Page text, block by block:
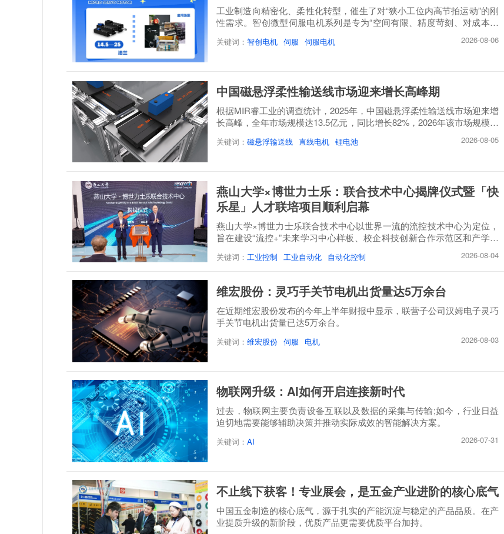
工业制造向精密化、柔性化转型，催生了对“狭小工位内高节拍运动”的刚
性需求。智创微型伺服电机系列是专为“空间有限、精度苛刻、对成本敏
关键词： 智创电机 伺服 伺服电机 2026-08-06
中国磁悬浮柔性输送线市场迎来增长高峰期
根据MIR睿工业的调查统计，2025年，中国磁悬浮柔性输送线市场迎来增
长高峰，全年市场规模达13.5亿元，同比增长82%，2026年该市场规模将
关键词： 磁悬浮输送线 直线电机 锂电池 2026-08-05
燕山大学×博世力士乐：联合技术中心揭牌仪式暨「快
乐星」人才联培项目顺利启幕
燕山大学×博世力士乐联合技术中心以世界一流的流控技术中心为定位，
旨在建设“流控+”未来学习中心样板、校企科技创新合作示范区和产学研
关键词： 工业控制 工业自动化 自动化控制 2026-08-04
维宏股份：灵巧手关节电机出货量达5万余台
在近期维宏股份发布的今年上半年财报中显示，联营子公司汉姆电子灵巧
手关节电机出货量已达5万余台。
关键词： 维宏股份 伺服 电机 2026-08-03
物联网升级：AI如何开启连接新时代
过去，物联网主要负责设备互联以及数据的采集与传输;如今，行业日益
迫切地需要能够辅助决策并推动实际成效的智能解决方案。
关键词： AI 2026-07-31
不止线下获客！专业展会，是五金产业进阶的核心底气
中国五金制造的核心底气，源于扎实的产能沉淀与稳定的产品品质。在产
业提质升级的新阶段，优质产品更需要优质平台加持。